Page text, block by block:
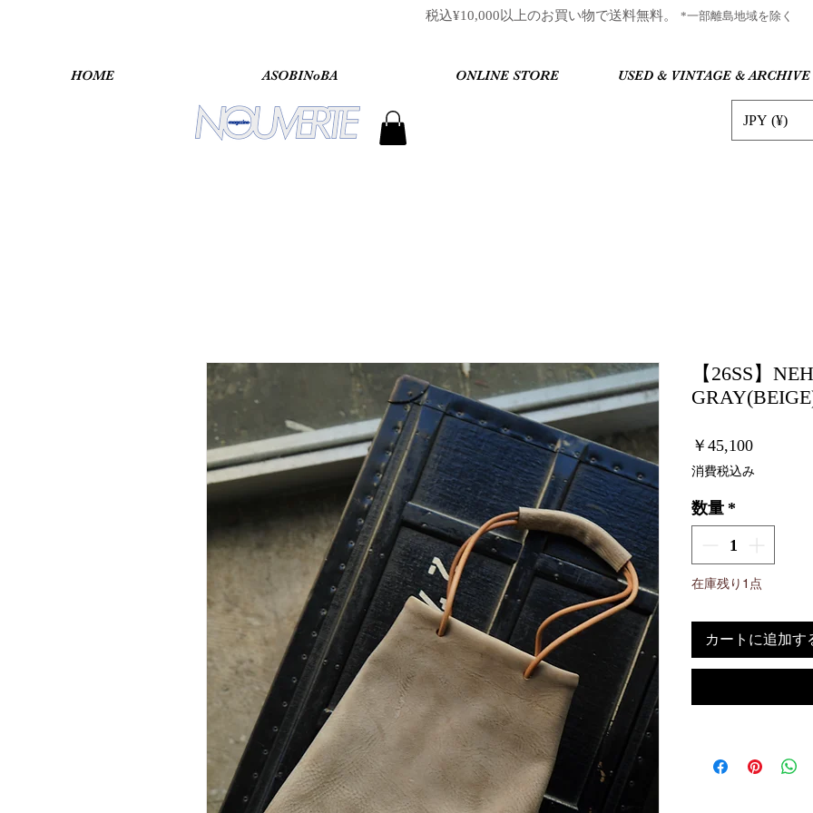
​税込¥10,000以上のお買い物で送料無料。 *一部離島地域を除く
HOME ASOBINoBA ONLINE STORE USED & VINTAGE & ARCHIVE
JPY (¥)
【26SS】
￥45,100価
格
消費税込み
数量 *
在庫残り1点
カートに追加す